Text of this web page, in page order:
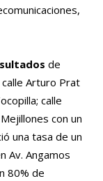
de
Arturo Prat
calle
con un
una tasa de un
Av. Angamos
80% de